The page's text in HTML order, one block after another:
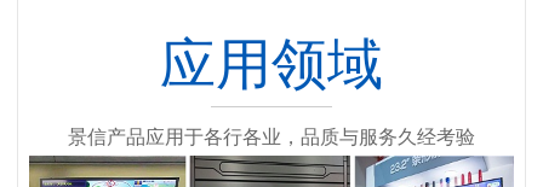
应用领域
景信产品应用于各行各业，品质与服务久经考验